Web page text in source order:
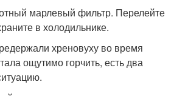
марлевый фильтр. Перелейте
в холодильнике.
хреновуху во время
ощутимо горчить, есть два